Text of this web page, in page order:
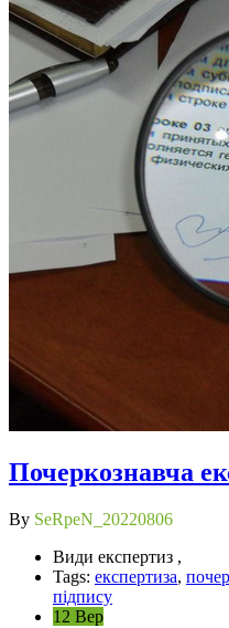
Почеркознавча
By SeRpeN_20220806
Види експертиз ,
Tags: експертиза,
підпису
12 Вер